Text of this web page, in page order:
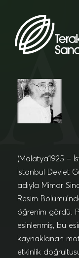
(Malatya1925 –
İstanbul Devlet
adıyla Mimar
Resim
öğrenim gördü.
esinlenmiş, bu
kaynaklanan
etkinlik